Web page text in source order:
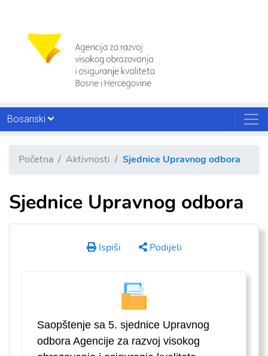
Bosanski
Početna Aktivnosti Sjednice Upravnog odbora
Sjednice Upravnog odbora
Ispiši Podijeli
Saopštenje sa 5. sjednice Upravnog
odbora Agencije za razvoj visokog